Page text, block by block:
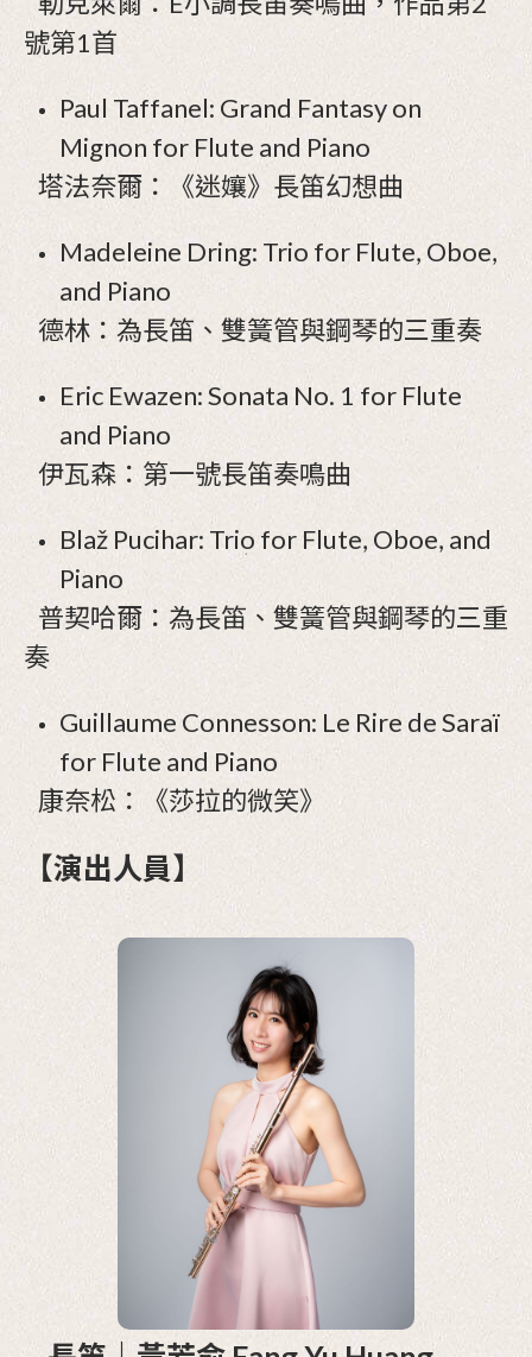
號第1首
Paul Taffanel: Grand Fantasy on
Mignon for Flute and Piano
塔法奈爾：《迷孃》長笛幻想曲
Madeleine Dring: Trio for Flute, Oboe,
and Piano
德林：為長笛、雙簧管與鋼琴的三重奏
Eric Ewazen: Sonata No. 1 for Flute
and Piano
伊瓦森：第一號長笛奏鳴曲
Blaž Pucihar: Trio for Flute, Oboe, and
Piano
普契哈爾：為長笛、雙簧管與鋼琴的三重
奏
Guillaume Connesson: Le Rire de Saraï
for Flute and Piano
康奈松：《莎拉的微笑》
【演出人員】